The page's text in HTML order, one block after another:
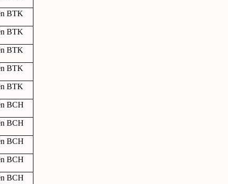
BTK
BTK
BTK
BTK
BTK
BCH
BCH
BCH
BCH
BCH